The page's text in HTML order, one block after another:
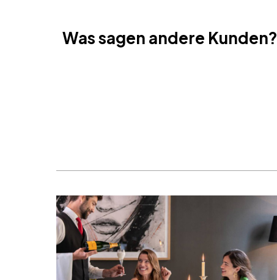
Nizza, FrankreichWas sagen andere Kunden?